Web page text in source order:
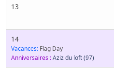
13
14
Vacances: Flag Day
Anniversaires :Aziz du loft(97)